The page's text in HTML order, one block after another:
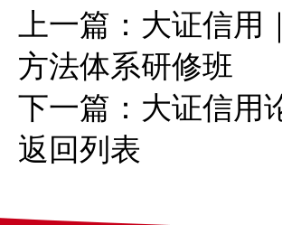
上一篇： 大证信用
方法体系研修班
下一篇： 大证信用
返回列表